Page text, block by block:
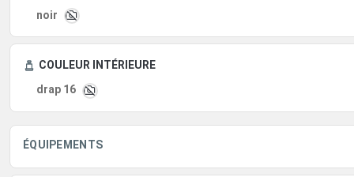
noir
COULEUR INTÉRIEURE
drap 16
ÉQUIPEMENTS